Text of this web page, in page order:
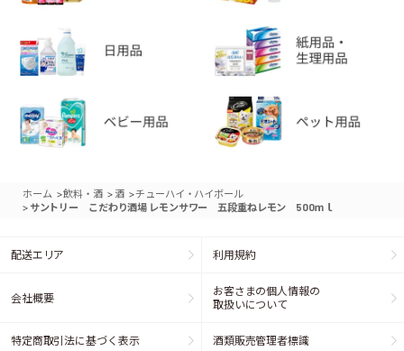
ホーム >飲料・酒 > 酒 >チューハイ・ハイボール
> サントリー こだわり酒場 レモンサワー 五段重ねレモン 500ｍｌ
配送エリア 利用規約
会社概要
お客さまの個人情報の
取扱いについて
特定商取引法に基づく表示 酒類販売管理者標識